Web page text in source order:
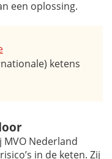
een oplossing.
ketens
Nederland
in de keten. Zij